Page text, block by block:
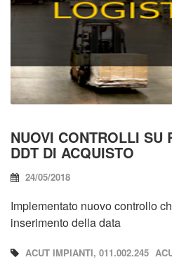
NUOVI CONTROLLI SU
DDT DI ACQUISTO
24/05/2018
Implementato nuovo controllo
inserimento della data
ACUT IMPIANTI, 011.002.245